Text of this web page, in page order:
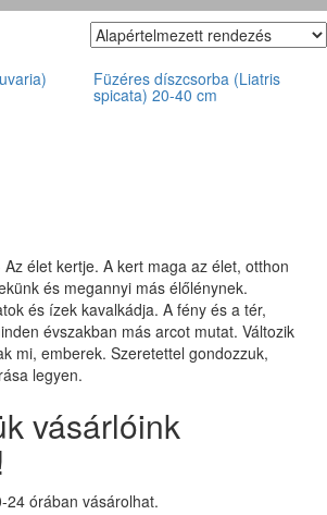
Füzéres díszcsorba (Liatris
spicata) 20-40 cm
élet kertje. A kert maga az élet, otthon
és megannyi más élőlénynek.
és ízek kavalkádja. A fény és a tér,
évszakban más arcot mutat. Változik
mi, emberek. Szeretettel gondozzuk,
legyen.
vásárlóink
24 órában vásárolhat.